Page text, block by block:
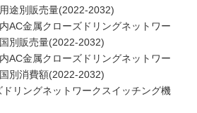
途別販売量(2022-2032)
AC金属クローズドリングネットワー
別販売量(2022-2032)
AC金属クローズドリングネットワー
別消費額(2022-2032)
ドリングネットワークスイッチング機